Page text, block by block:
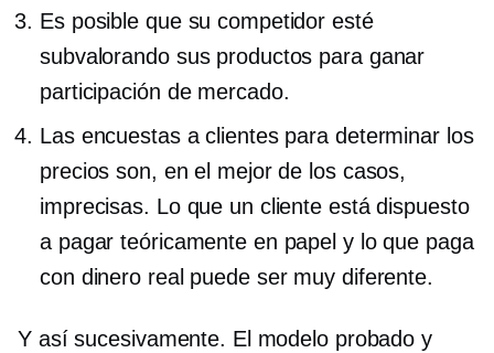
Es posible que su competidor esté
subvalorando sus productos para ganar
participación de mercado.
Las encuestas a clientes para determinar los
precios son, en el mejor de los casos,
imprecisas. Lo que un cliente está dispuesto
a pagar teóricamente en papel y lo que paga
con dinero real puede ser muy diferente.
Y así sucesivamente. El modelo probado y